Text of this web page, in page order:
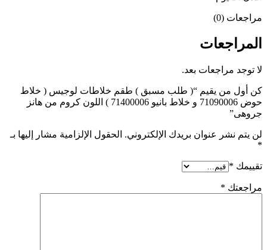
مراجعات (0)
المراجعات
لا توجد مراجعات بعد.
كن أول من يقيم “( طلب مسبق ) طقم خلاطات لوجيس ( خلاط
حوض 71090006 و خلاط بانيو 71400006 ) اللون كروم من هانز
جروهى”
لن يتم نشر عنوان بريدك الإلكتروني. الحقول الإلزامية مشار إليها بـ
*
تقييمك *
مراجعتك *